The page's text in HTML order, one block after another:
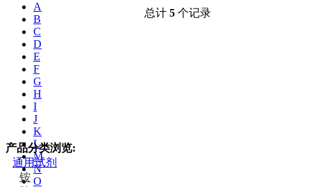
A
B
C
D
E
F
G
H
I
J
K
L
M
N
O
产品分类浏览:
通用试剂
铵
总计 5 个记录